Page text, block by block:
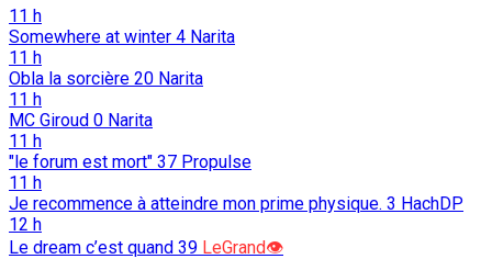
11 h
Somewhere at winter 4 Narita
11 h
Obla la sorcière 20 Narita
11 h
MC Giroud 0 Narita
11 h
"le forum est mort" 37 Propulse
11 h
Je recommence à atteindre mon prime physique. 3 HachDP
12 h
Le dream c’est quand 39 LeGrand👁️